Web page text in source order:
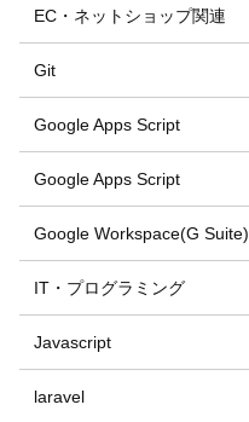
EC・ネットショップ関連
Git
Google Apps Script
Google Apps Script
Google Workspace(G Suite)
IT・プログラミング
Javascript
laravel